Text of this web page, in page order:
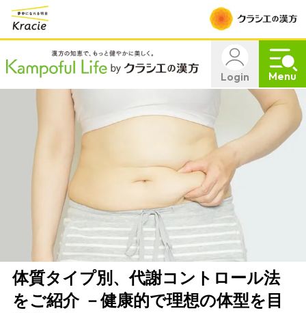
Login Menu
体質タイプ別、代謝コントロール法
をご紹介 －健康的で理想の体型を目